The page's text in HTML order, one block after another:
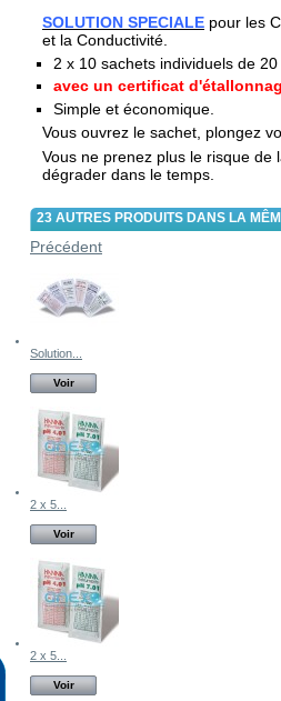
SOLUTION SPECIALE pour les
et la Conductivité.
2 x 10 sachets individuels de
avec un certificat
Simple et économique.
Vous ouvrez le sachet, plongez
Vous ne prenez plus le risque
dégrader dans le temps.
23 AUTRES PRODUITS DANS LA
Précédent
Solution...
Voir
2 x 5...
Voir
2 x 5...
Voir